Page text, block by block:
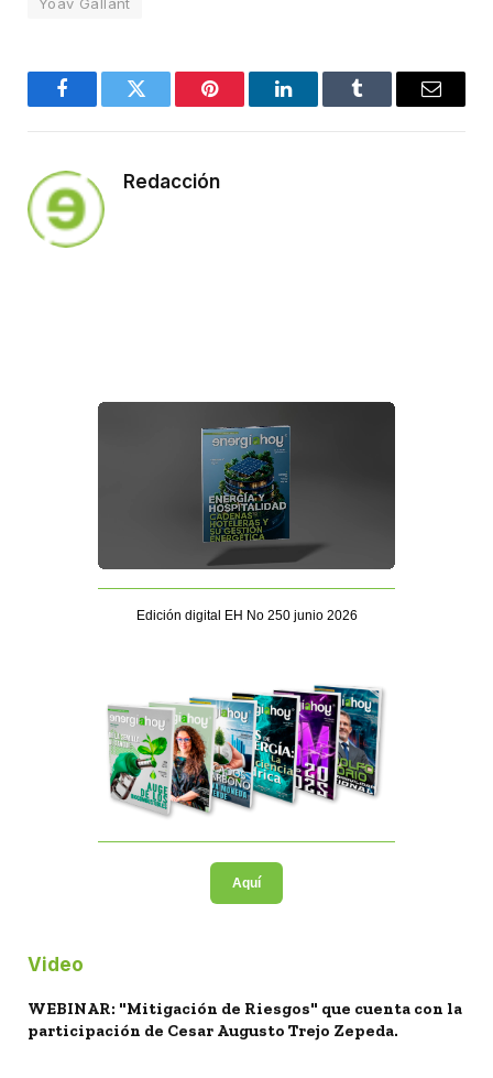
FacebookTwitter Pinterest LinkedInTumblr Email
Redacción
Edición digital EH No 250 junio 2026
Aquí
Video
WEBINAR: "Mitigación de Riesgos" que cuenta con la
participación de Cesar Augusto Trejo Zepeda.